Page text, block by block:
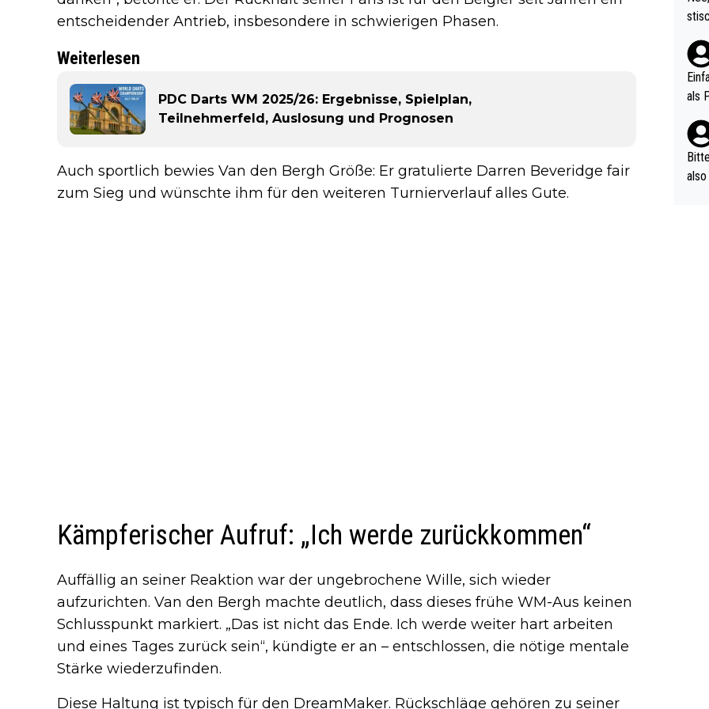
entscheidender Antrieb, insbesondere in schwierigen Phasen.
Weiterlesen
PDC Darts WM 2025/26: Ergebnisse, Spielplan,
Teilnehmerfeld, Auslosung und Prognosen
Auch sportlich bewies Van den Bergh Größe: Er gratulierte Darren Beveridge fair
zum Sieg und wünschte ihm für den weiteren Turnierverlauf alles Gute.
Kämpferischer Aufruf: „Ich werde zurückkommen“
Auffällig an seiner Reaktion war der ungebrochene Wille, sich wieder
aufzurichten. Van den Bergh machte deutlich, dass dieses frühe WM-Aus keinen
Schlusspunkt markiert. „Das ist nicht das Ende. Ich werde weiter hart arbeiten
und eines Tages zurück sein“, kündigte er an – entschlossen, die nötige mentale
Stärke wiederzufinden.
Diese Haltung ist typisch für den DreamMaker. Rückschläge gehören zu seiner
(in
als
nes
ttler
vV
als